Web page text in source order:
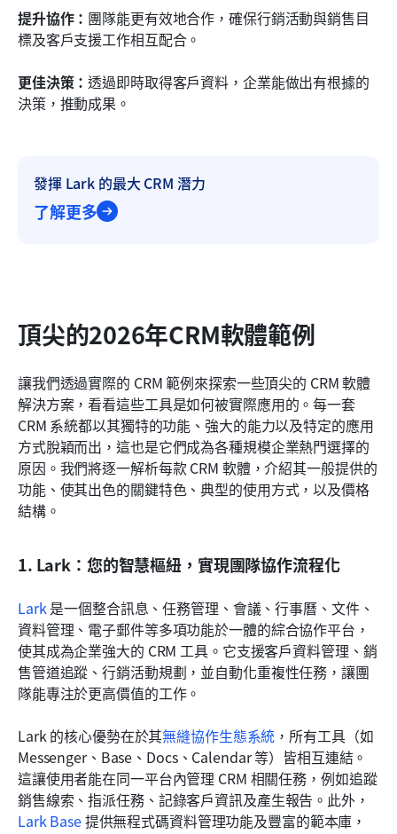
提升協作： 團隊能更有效地合作，確保行銷活動與銷售目
標及客戶支援工作相互配合。
更佳決策：透過即時取得客戶資料，企業能做出有根據的
決策，推動成果。
發揮 Lark 的最大 CRM 潛力
了解更多
頂尖的2026年CRM軟體範例
讓我們透過實際的 CRM 範例來探索一些頂尖的 CRM 軟體
解決方案，看看這些工具是如何被實際應用的。每一套
CRM 系統都以其獨特的功能、強大的能力以及特定的應用
方式脫穎而出，這也是它們成為各種規模企業熱門選擇的
原因。我們將逐一解析每款 CRM 軟體，介紹其一般提供的
功能、使其出色的關鍵特色、典型的使用方式，以及價格
結構。
1. Lark：您的智慧樞紐，實現團隊協作流程化
Lark 是一個整合訊息、任務管理、會議、行事曆、文件、
資料管理、電子郵件等多項功能於一體的綜合協作平台，
使其成為企業強大的 CRM 工具。它支援客戶資料管理、銷
售管道追蹤、行銷活動規劃，並自動化重複性任務，讓團
隊能專注於更高價值的工作。
Lark 的核心優勢在於其無縫協作生態系統 ，所有工具（如
Messenger、Base、Docs、Calendar 等）皆相互連結。
這讓使用者能在同一平台內管理 CRM 相關任務，例如追蹤
銷售線索、指派任務、記錄客戶資訊及產生報告。此外，
Lark Base 提供無程式碼資料管理功能及豐富的範本庫，